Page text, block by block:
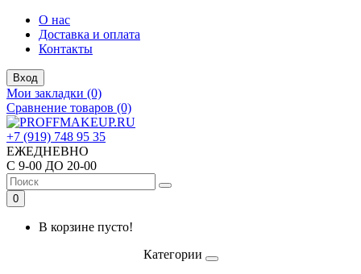
О нас
Доставка и оплата
Контакты
Вход
Мои закладки (0)
Сравнение товаров (0)
+7 (919) 748 95 35
ЕЖЕДНЕВНО
С 9-00 ДО 20-00
0
В корзине пусто!
Категории